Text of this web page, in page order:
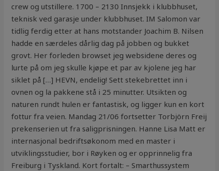
crew og utstillere. 1700 – 2130 Innsjekk i klubbhuset,
teknisk ved garasje under klubbhuset. IM Salomon var
tidlig ferdig etter at hans motstander Joachim B. Nilsen
hadde en særdeles dårlig dag på jobben og bukket
grovt. Her forleden browset jeg websidene deres og
lurte på om jeg skulle kjøpe et par av kjolene jeg har
siklet på […] HEVN, endelig! Sett stekebrettet inn i
ovnen og la pakkene stå i 25 minutter. Utsikten og
naturen rundt hulen er fantastisk, og ligger kun en kort
fottur fra veien. Mandag 21/06 fortsetter Torbjörn Freij
prekenserien ut fra saligprisningen. Hanne Lisa Matt er
internasjonal bedriftsøkonom med en master i
utviklingsstudier, bor i Røyken og er opprinnelig fra
Freiburg i Tyskland. Kort fortalt: – Smarthussystem